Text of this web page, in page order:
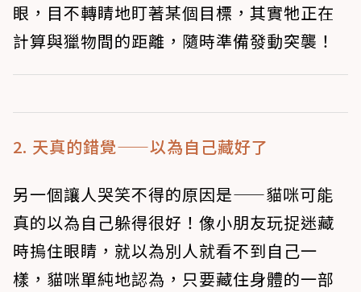
眼，目不轉睛地盯著某個目標，其實牠正在
計算與獵物間的距離，隨時準備發動突襲！
2. 天真的錯覺——以為自己藏好了
另一個讓人哭笑不得的原因是——貓咪可能
真的以為自己躲得很好！像小朋友玩捉迷藏
時摀住眼睛，就以為別人就看不到自己一
樣，貓咪單純地認為，只要藏住身體的一部